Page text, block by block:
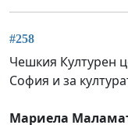
#258
Чешкия Културен
София и за
Мариела